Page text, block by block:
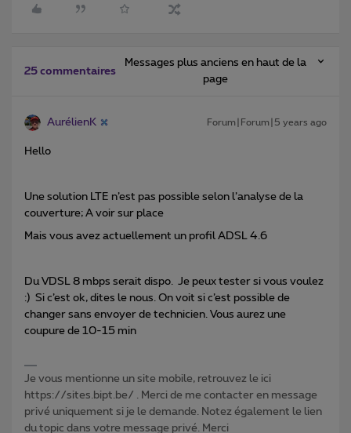
25 commentaires
Messages plus anciens en haut de la
page
AurélienK Forum|Forum|5 years ago
Hello
Une solution LTE n’est pas possible selon l’analyse de la
couverture; A voir sur place
Mais vous avez actuellement un profil ADSL 4.6
Du VDSL 8 mbps serait dispo. Je peux tester si vous voulez
:) Si c’est ok, dites le nous. On voit si c’est possible de
changer sans envoyer de technicien. Vous aurez une
coupure de 10-15 min
Je vous mentionne un site mobile, retrouvez le ici
https://sites.bipt.be/ . Merci de me contacter en message
privé uniquement si je le demande. Notez également le lien
du topic dans votre message privé. Merci